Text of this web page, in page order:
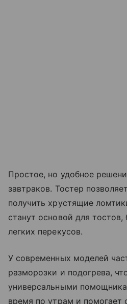
Простое, но удобное
завтраков. Тостер
получить хрустящие
станут основой для
легких перекусов.
У современных моделей
разморозки и подогрева,
универсальными
время по утрам и помогает